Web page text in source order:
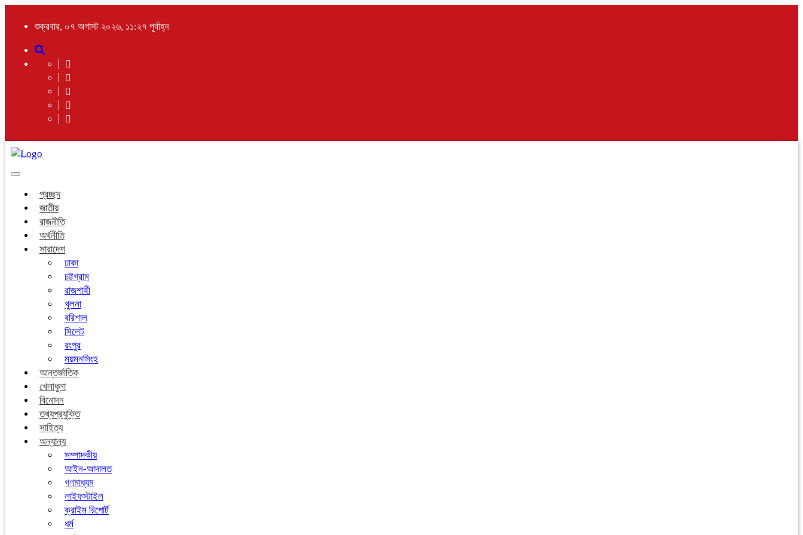
শুক্রবার, ০৭ অগাস্ট ২০২৬, ১১:২৭ পূর্বাহ্ন
Toggle
প্রচ্ছদ
জাতীয়
রাজনীতি
অর্থনীতি
সারাদেশ
ঢাকা
চট্টগ্রাম
রাজশাহী
খুলনা
বরিশাল
সিলেট
রংপুর
ময়মনসিংহ
আন্তর্জাতিক
খেলাধুলা
বিনোদন
তথ্যপ্রযুক্তি
সাহিত্য
অন্যান্য
সম্পাদকীয়
আইন-আদালত
গণমাধ্যম
লাইফস্টাইল
ক্রাইম রিপোর্ট
ধর্ম